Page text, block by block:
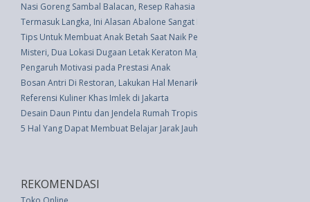
Nasi Goreng Sambal Balacan, Resep Rahasia Sang Juara Masterchef 2014
Termasuk Langka, Ini Alasan Abalone Sangat Mahal di Pasaran
Tips Untuk Membuat Anak Betah Saat Naik Pesawat
Misteri, Dua Lokasi Dugaan Letak Keraton Majapahit
Pengaruh Motivasi pada Prestasi Anak
Bosan Antri Di Restoran, Lakukan Hal Menarik Ini
Referensi Kuliner Khas Imlek di Jakarta
Desain Daun Pintu dan Jendela Rumah Tropis
5 Hal Yang Dapat Membuat Belajar Jarak Jauh Jauh Lebih Mudah
REKOMENDASI